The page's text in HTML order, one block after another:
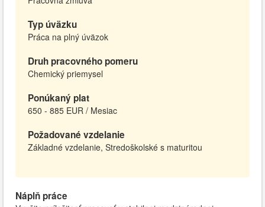
Typ úväzku
Práca na plný úväzok
Druh pracovného pomeru
Chemický priemysel
Ponúkaný plat
650 - 885 EUR / Mesiac
Požadované vzdelanie
Základné vzdelanie, Stredoškolské s maturitou
Náplň práce